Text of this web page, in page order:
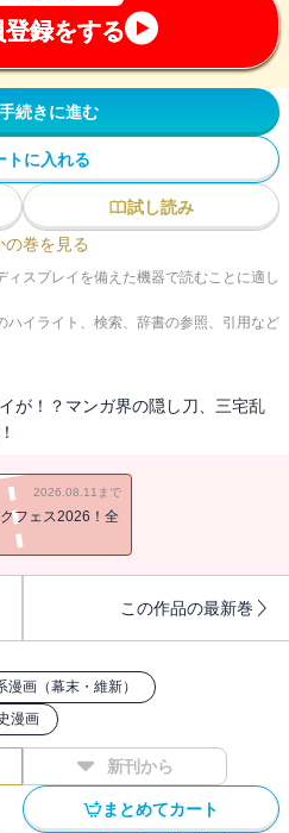
録をする
続きに進む
トに入れる
試し読み
の巻を見る
スプレイを備えた機器で読むことに適し
ハイライト、検索、辞書の参照、引用など
が！？マンガ界の隠し刀、三宅乱
2026.08.11まで
フェス2026！全
この作品の最新巻
漫画（幕末・維新）
漫画
新刊から
まとめてカート